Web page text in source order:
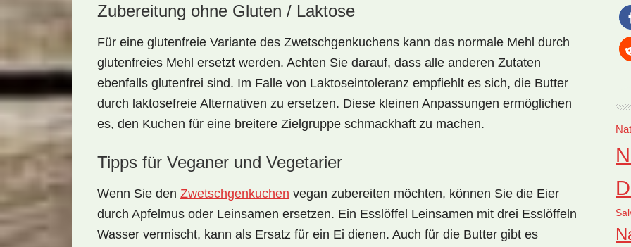
Zubereitung ohne Gluten / Laktose
Für eine glutenfreie Variante des Zwetschgenkuchens kann das normale Mehl durch
glutenfreies Mehl ersetzt werden. Achten Sie darauf, dass alle anderen Zutaten
ebenfalls glutenfrei sind. Im Falle von Laktoseintoleranz empfiehlt es sich, die Butter
durch laktosefreie Alternativen zu ersetzen. Diese kleinen Anpassungen ermöglichen
es, den Kuchen für eine breitere Zielgruppe schmackhaft zu machen.
Tipps für Veganer und Vegetarier
Wenn Sie den Zwetschgenkuchen vegan zubereiten möchten, können Sie die Eier
durch Apfelmus oder Leinsamen ersetzen. Ein Esslöffel Leinsamen mit drei Esslöffeln
Wasser vermischt, kann als Ersatz für ein Ei dienen. Auch für die Butter gibt es